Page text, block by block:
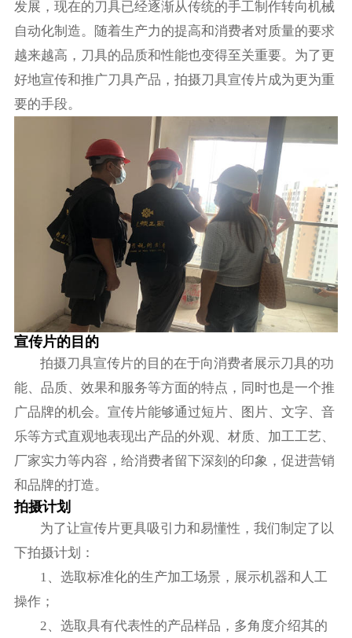
发展，现在的刀具已经逐渐从传统的手工制作转向机械
自动化制造。随着生产力的提高和消费者对质量的要求
越来越高，刀具的品质和性能也变得至关重要。为了更
好地宣传和推广刀具产品，拍摄刀具宣传片成为更为重
要的手段。
宣传片的目的
拍摄刀具宣传片的目的在于向消费者展示刀具的功
能、品质、效果和服务等方面的特点，同时也是一个推
广品牌的机会。宣传片能够通过短片、图片、文字、音
乐等方式直观地表现出产品的外观、材质、加工工艺、
厂家实力等内容，给消费者留下深刻的印象，促进营销
和品牌的打造。
拍摄计划
为了让宣传片更具吸引力和易懂性，我们制定了以
下拍摄计划：
1、选取标准化的生产加工场景，展示机器和人工
操作；
2、选取具有代表性的产品样品，多角度介绍其的